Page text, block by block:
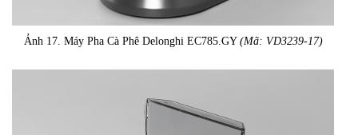
Ảnh 17. Máy Pha Cà Phê Delonghi EC785.GY (Mã: VD3239-17)